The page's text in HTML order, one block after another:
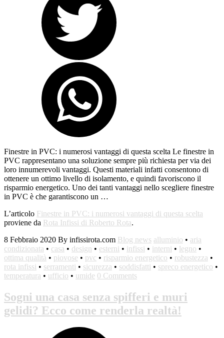
Finestre in PVC: i numerosi vantaggi di questa scelta Le finestre in
PVC rappresentano una soluzione sempre più richiesta per via dei
loro innumerevoli vantaggi. Questi materiali infatti consentono di
ottenere un ottimo livello di isolamento, e quindi favoriscono il
risparmio energetico. Uno dei tanti vantaggi nello scegliere finestre
in PVC è che garantiscono un …
L’articolo Finestre in PVC: i numerosi vantaggi di questa scelta
proviene da Rota Infissi di Roberto Rota.
8 Febbraio 2020 By infissirota.com Blog news alluminio • aria
condizionata • casa • design • esterni • infissi • interni • legno •
ottima qualità • piovose • pvc • risparmio energetico • robustezza •
rota infissi • serramenti • sicurezza • soddisfatti • spreco energetico •
temperatura • ufficio • umide 0 Comments
Sogni una casa senza spifferi e muri
gelidi? Ecco come renderla realtà!